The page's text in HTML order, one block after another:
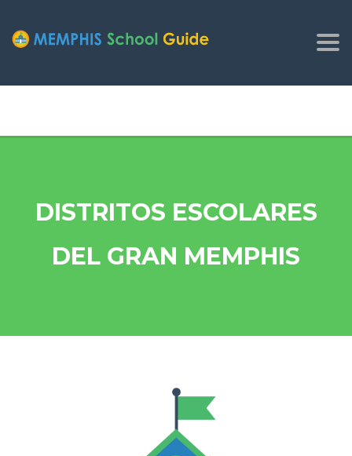
DISTRITOS ESCOLARES
DEL GRAN MEMPHIS